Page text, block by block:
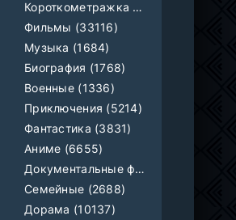
Короткометражка (700)
Фильмы (33116)
Музыка (1684)
Биография (1768)
Военные (1336)
Приключения (5214)
Фантастика (3831)
Аниме (6655)
Документальные фильмы (1923)
Семейные (2688)
Дорама (10137)